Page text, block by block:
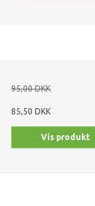
95,00 DKK
85,50 DKK
Vis produkt